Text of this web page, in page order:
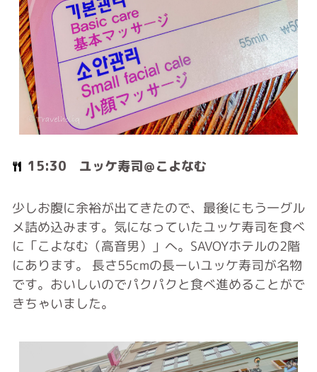
15:30 ユッケ寿司＠こよなむ
少しお腹に余裕が出てきたので、最後にもう一グル
メ詰め込みます。気になっていたユッケ寿司を食べ
に「こよなむ（高音男）」へ。SAVOYホテルの2階
にあります。 長さ55cmの長ーいユッケ寿司が名物
です。おいしいのでパクパクと食べ進めることがで
きちゃいました。